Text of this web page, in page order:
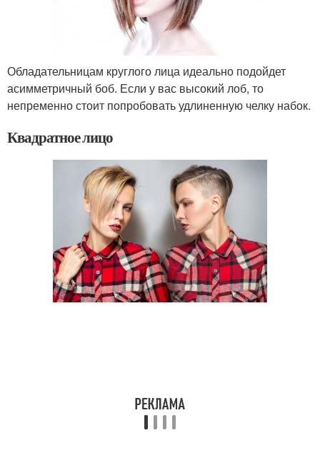
Обладательницам круглого лица идеально подойдет
асимметричный боб. Если у вас высокий лоб, то
непременно стоит попробовать удлиненную челку набок.
Квадратное лицо